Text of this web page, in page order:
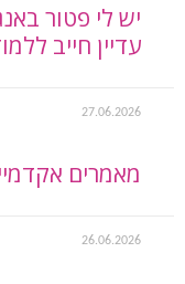
יש לי פטור
עדיין חייב
27.06.2026
מאמרים
26.06.2026